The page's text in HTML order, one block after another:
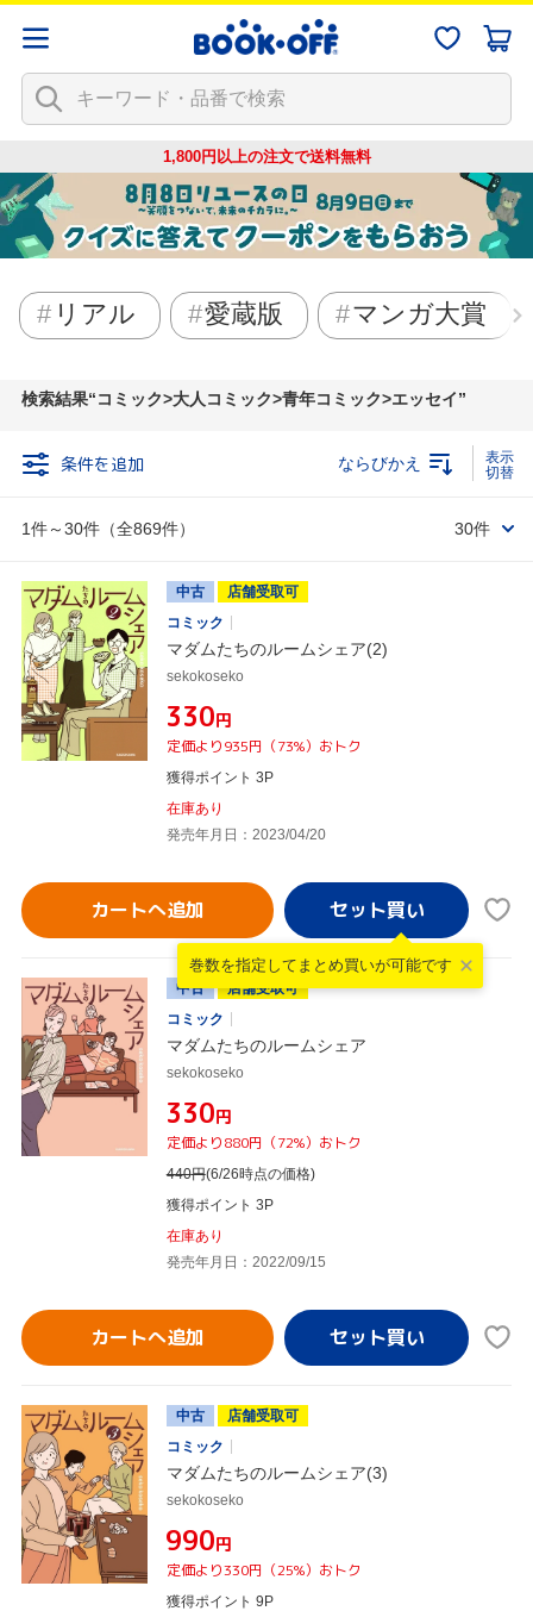
1,800円以上の注文で送料無料
リアル 愛蔵版 マンガ大賞
検索結果 コミック>大人コミック>青年コミック>エッセイ
条件を追加
1件～30件（全869件）
ならびかえ
30件
中古
店舗受取可
コミック
マダムたちのルームシェア(2)
sekokoseko
¥330円
定価より935円（73%）おトク
獲得ポイント 3P
在庫あり
発売年月日：2023/04/20
カートへ追加
巻数を指定して まとめ買いが可能です
中古
店舗受取可
コミック
マダムたちのルームシェア
sekokoseko
¥330円
定価より880円（72%）おトク
440円(6/26時点の価格)
獲得ポイント 3P
在庫あり
発売年月日：2022/09/15
カートへ追加
中古
店舗受取可
コミック
マダムたちのルームシェア(3)
sekokoseko
¥990円
定価より330円（25%）おトク
獲得ポイント 9P